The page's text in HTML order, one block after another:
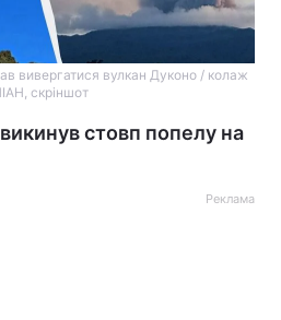
вивергатися вулкан Дуконо / колаж
скріншот
стовп попелу на
Реклама